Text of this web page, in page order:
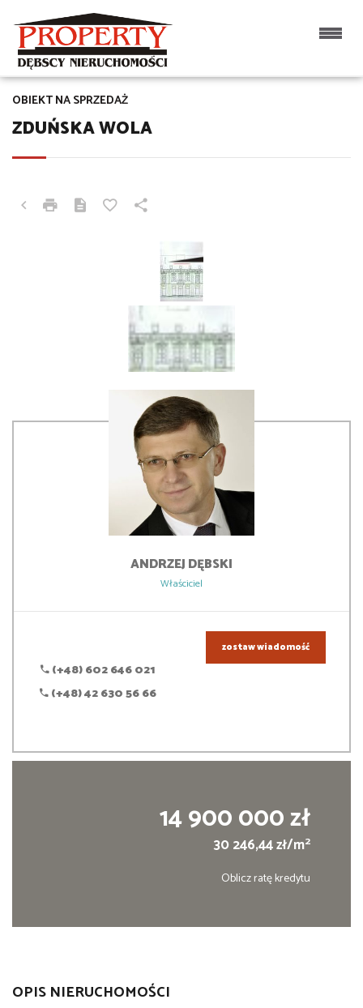
ZDUŃSKA WOLA
OBIEKT NA SPRZEDAŻ
ANDRZEJ DĘBSKI
Właściciel
(+48) 602 646 021
(+48) 42 630 56 66
zostaw wiadomość
14 900 000 zł
30 246,44 zł/m2
Oblicz ratę kredytu
OPIS NIERUCHOMOŚCI